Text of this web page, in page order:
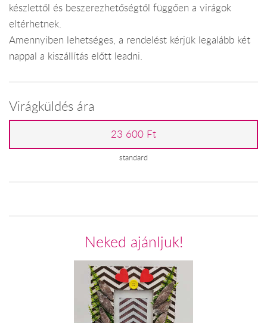
készlettől és beszerezhetőségtől függően a virágok
eltérhetnek.
Amennyiben lehetséges, a rendelést kérjük legalább két
nappal a kiszállítás előtt leadni.
Virágküldés ára
23 600 Ft
standard
Neked ajánljuk!